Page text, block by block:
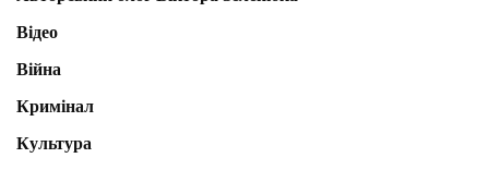
Відео
Війна
Кримінал
Культура